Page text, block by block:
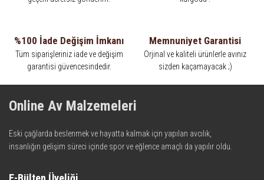
%100 İade Değişim İmkanı
Tüm siparişleriniz iade ve değişim
garantisi güvencesindedir.
Memnuniyet Garantisi
Orjinal ve kaliteli ürünlerle avınız
sizden kaçamayacak ;)
Online Av Malzemeleri
Eski çağlarda beslenmek ve hayatta kalmak için yapılan avcılık,
insanlığın gelişim süreci içinde spor ve eğlence amaçlı da yapılır oldu.
teknolojinin dokunuşuyla av malzemelerinde en iyisini meydana